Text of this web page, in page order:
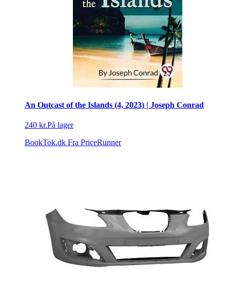
An Outcast of the Islands (4, 2023) | Joseph Conrad
240 kr.På lager
BookTok.dk Fra PriceRunner